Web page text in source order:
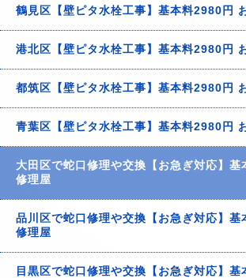
鶴見区【壁ピタ水栓工事】基本料2980円
港北区【壁ピタ水栓工事】基本料2980円
都筑区【壁ピタ水栓工事】基本料2980円
青葉区【壁ピタ水栓工事】基本料2980円
大田区で蛇口修理や交換【お急ぎ対応】
修理屋
品川区で蛇口修理や交換【お急ぎ対応】
修理屋
目黒区で蛇口修理や交換【お急ぎ対応】